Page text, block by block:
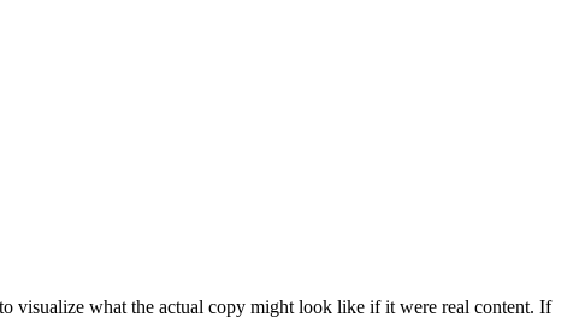
visualize what the actual copy might look like if it were real content. If